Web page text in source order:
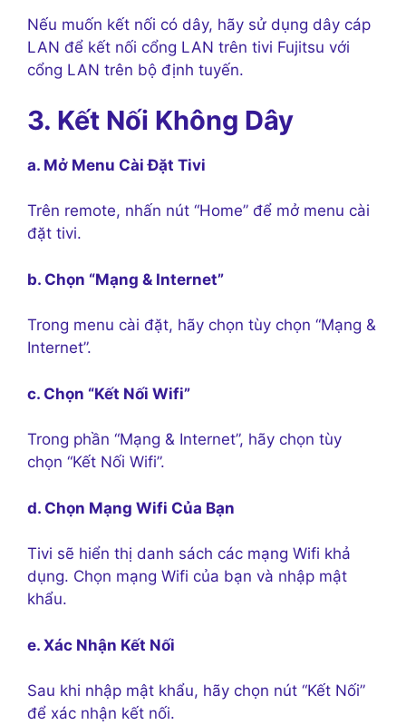
Nếu muốn kết nối có dây, hãy sử dụng dây cáp
LAN để kết nối cổng LAN trên tivi Fujitsu với
cổng LAN trên bộ định tuyến.
3. Kết Nối Không Dây
a. Mở Menu Cài Đặt Tivi
Trên remote, nhấn nút “Home” để mở menu cài
đặt tivi.
b. Chọn “Mạng & Internet”
Trong menu cài đặt, hãy chọn tùy chọn “Mạng &
Internet”.
c. Chọn “Kết Nối Wifi”
Trong phần “Mạng & Internet”, hãy chọn tùy
chọn “Kết Nối Wifi”.
d. Chọn Mạng Wifi Của Bạn
Tivi sẽ hiển thị danh sách các mạng Wifi khả
dụng. Chọn mạng Wifi của bạn và nhập mật
khẩu.
e. Xác Nhận Kết Nối
Sau khi nhập mật khẩu, hãy chọn nút “Kết Nối”
để xác nhận kết nối.